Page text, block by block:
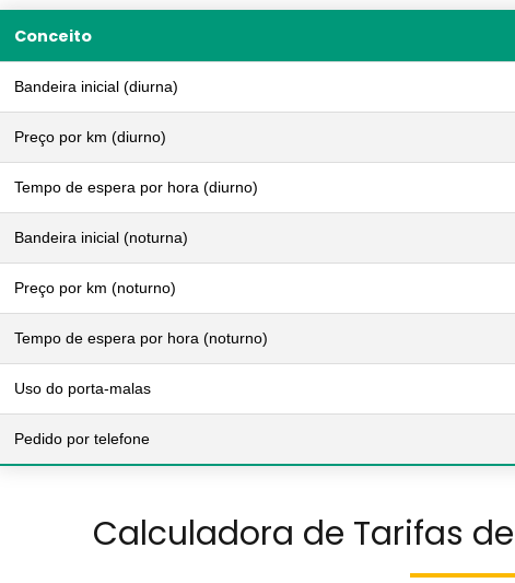
Conceito
Bandeira inicial (diurna)
Preço por km (diurno)
Tempo de espera por hora (diurno)
Bandeira inicial (noturna)
Preço por km (noturno)
Tempo de espera por hora (noturno)
Uso do porta-malas
Pedido por telefone
Calculadora de Tarifas